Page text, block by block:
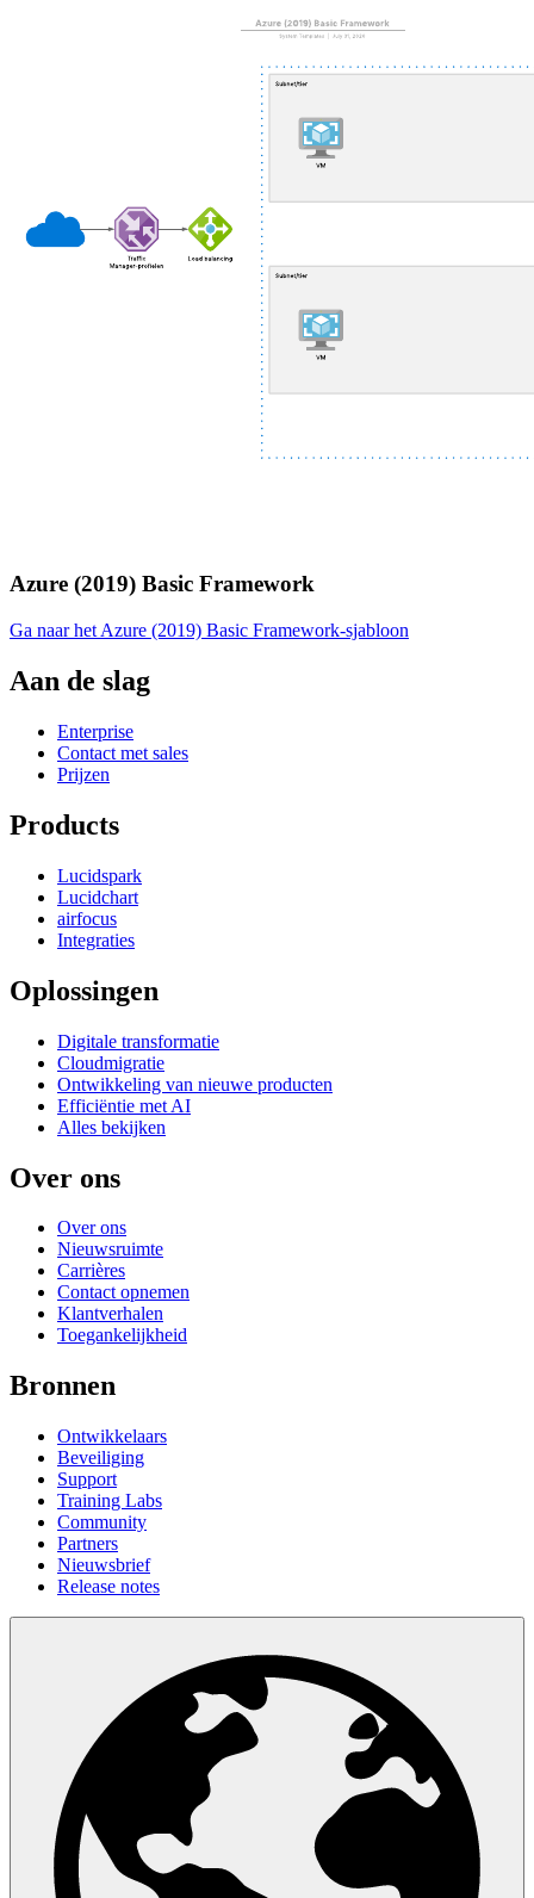
Azure (2019) Basic Framework
Ga naar het Azure (2019) Basic Framework-sjabloon
Aan de slag
Enterprise
Contact met sales
Prijzen
Products
Lucidspark
Lucidchart
airfocus
Integraties
Oplossingen
Digitale transformatie
Cloudmigratie
Ontwikkeling van nieuwe producten
Efficiëntie met AI
Alles bekijken
Over ons
Over ons
Nieuwsruimte
Carrières
Contact opnemen
Klantverhalen
Toegankelijkheid
Bronnen
Ontwikkelaars
Beveiliging
Support
Training Labs
Community
Partners
Nieuwsbrief
Release notes